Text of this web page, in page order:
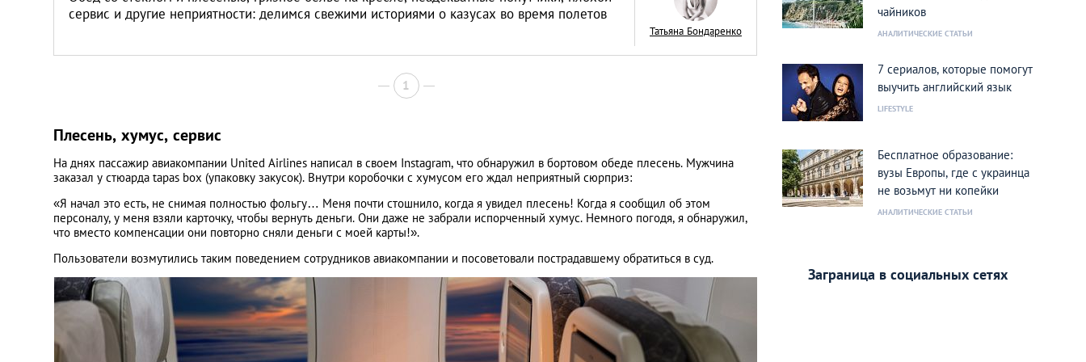
сервис и другие неприятности: делимся свежими историями о казусах во время полетов
Татьяна Бондаренко
1
Плесень, хумус, сервис
На днях пассажир авиакомпании United Airlines написал в своем Instagram, что обнаружил в бортовом обеде плесень. Мужчина
заказал у стюарда tapas box (упаковку закусок). Внутри коробочки с хумусом его ждал неприятный сюрприз:
«Я начал это есть, не снимая полностью фольгу… Меня почти стошнило, когда я увидел плесень! Когда я сообщил об этом
персоналу, у меня взяли карточку, чтобы вернуть деньги. Они даже не забрали испорченный хумус. Немного погодя, я обнаружил,
что вместо компенсации они повторно сняли деньги с моей карты!».
Пользователи возмутились таким поведением сотрудников авиакомпании и посоветовали пострадавшему обратиться в суд.
чайников
АНАЛИТИЧЕСКИЕ СТАТЬИ
7 сериалов, которые помогут
выучить английский язык
LIFESTYLE
Бесплатное образование:
вузы Европы, где с украинца
не возьмут ни копейки
АНАЛИТИЧЕСКИЕ СТАТЬИ
Заграница в социальных сетях